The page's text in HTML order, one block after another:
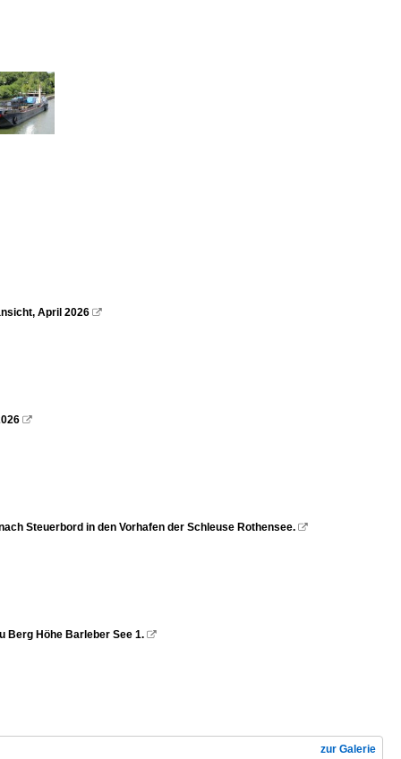
April 2026 

Steuerbord in den Vorhafen der Schleuse Rothensee. 
Berg Höhe Barleber See 1. 
zur Galerie